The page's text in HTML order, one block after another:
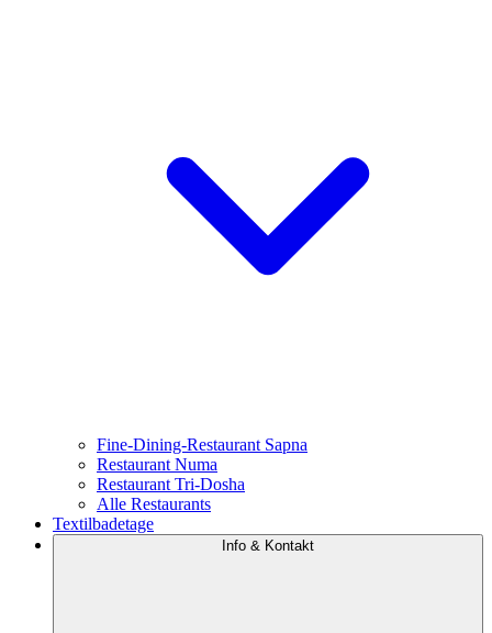
Fine-Dining-Restaurant Sapna
Restaurant Numa
Restaurant Tri-Dosha
Alle Restaurants
Textilbadetage
Info & Kontakt